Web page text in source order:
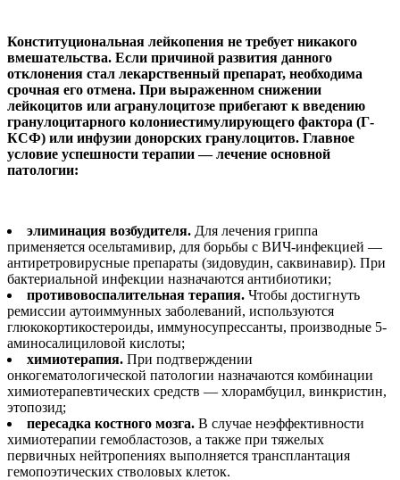
Конституциональная лейкопения не требует никакого
вмешательства. Если причиной развития данного
отклонения стал лекарственный препарат, необходима
срочная его отмена. При выраженном снижении
лейкоцитов или агранулоцитозе прибегают к введению
гранулоцитарного колониестимулирующего фактора (Г-
КСФ) или инфузии донорских гранулоцитов. Главное
условие успешности терапии — лечение основной
патологии:
элиминация возбудителя. Для лечения гриппа
применяется осельтамивир, для борьбы с ВИЧ-инфекцией —
антиретровирусные препараты (зидовудин, саквинавир). При
бактериальной инфекции назначаются антибиотики;
противовоспалительная терапия. Чтобы достигнуть
ремиссии аутоиммунных заболеваний, используются
глюкокортикостероиды, иммуносупрессанты, производные 5-
аминосалициловой кислоты;
химиотерапия. При подтверждении
онкогематологической патологии назначаются комбинации
химиотерапевтических средств — хлорамбуцил, винкристин,
этопозид;
пересадка костного мозга. В случае неэффективности
химиотерапии гемобластозов, а также при тяжелых
первичных нейтропениях выполняется трансплантация
гемопоэтических стволовых клеток.